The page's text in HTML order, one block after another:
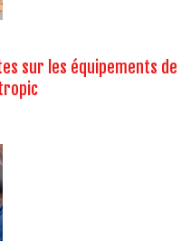
sur les équipements de